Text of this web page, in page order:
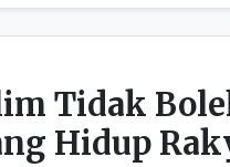
Tidak
Hidup